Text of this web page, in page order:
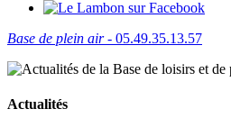
Base de plein air- 05.49.35.13.57
Actualités